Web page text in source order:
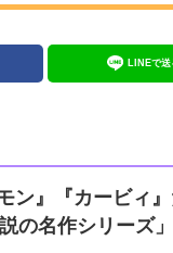
LINEで送
ン』『カービィ
の名作シリーズ